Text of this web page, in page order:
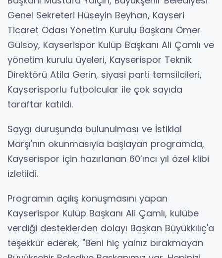
Genel Sekreteri Hüseyin Beyhan, Kayseri
Ticaret Odası Yönetim Kurulu Başkanı Ömer
Gülsoy, Kayserispor Kulüp Başkanı Ali Çamlı ve
yönetim kurulu üyeleri, Kayserispor Teknik
Direktörü Atila Gerin, siyasi parti temsilcileri,
Kayserisporlu futbolcular ile çok sayıda
taraftar katıldı.
Saygı duruşunda bulunulması ve İstiklal
Marşı'nın okunmasıyla başlayan programda,
Kayserispor için hazırlanan 60’ıncı yıl özel klibi
izletildi.
Programın açılış konuşmasını yapan
Kayserispor Kulüp Başkanı Ali Çamlı, kulübe
verdiği desteklerden dolayı Başkan Büyükkılıç'a
teşekkür ederek, "Beni hiç yalnız bırakmayan